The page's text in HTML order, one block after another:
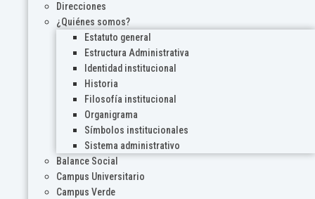
Direcciones
¿Quiénes somos?
Estatuto general
Estructura Administrativa
Identidad institucional
Historia
Filosofía institucional
Organigrama
Símbolos institucionales
Sistema administrativo
Balance Social
Campus Universitario
Campus Verde